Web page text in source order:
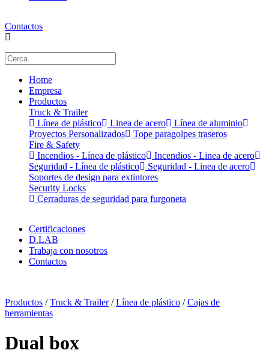
Contactos
Home
Empresa
Productos
Truck & Trailer
Línea de plástico
Linea de acero
Línea de aluminio
Proyectos Personalizados
Tope paragolpes traseros
Fire & Safety
Incendios - Línea de plástico
Incendios - Linea de acero
Seguridad - Línea de plástico
Seguridad - Linea de acero
Soportes de design para extintores
Security Locks
Cerraduras de seguridad para furgoneta
Certificaciones
D.LAB
Trabaja con nosotros
Contactos
Productos /Truck & Trailer/Línea de plástico /Cajas de
herramientas
Dual box